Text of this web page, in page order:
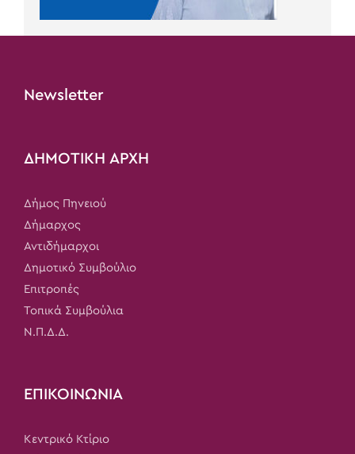
Newsletter
ΔΗΜΟΤΙΚΗ ΑΡΧΗ
Δήμος Πηνειού
Δήμαρχος
Αντιδήμαρχοι
Δημοτικό Συμβούλιο
Επιτροπές
Τοπικά Συμβούλια
Ν.Π.Δ.Δ.
ΕΠΙΚΟΙΝΩΝΙΑ
Κεντρικό Κτίριο